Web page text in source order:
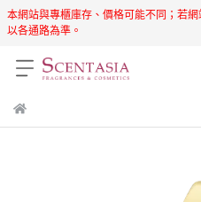
本網站與專櫃庫存、價格可能不同；若
以各通路為準。